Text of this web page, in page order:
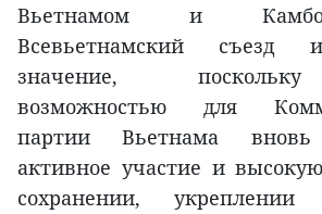
Вьетнамом и
Всевьетнамский съезд
значение,
возможностью для
партии Вьетнама вновь
активное участие и
сохранении,